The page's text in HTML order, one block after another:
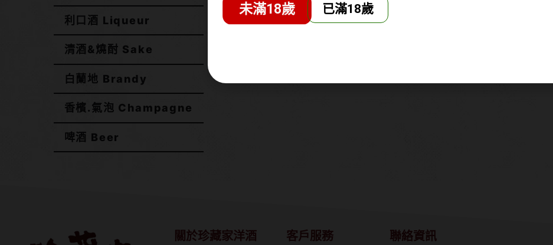
未滿18歲 已滿18歲
利口酒 Liqueur
清酒&燒酎 Sake
白蘭地 Brandy
香檳.氣泡 Champagne
啤酒 Beer
Gin MG
關於珍藏家洋酒 客戶服務 聯絡資訊